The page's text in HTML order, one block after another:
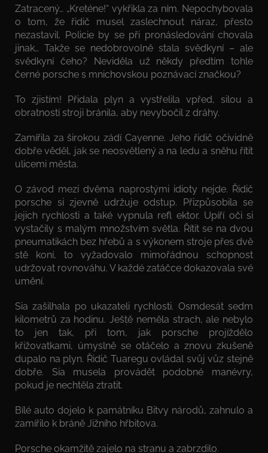
Zatracený… „Kreténe!“ vykřikla za ním. Nepochybovala
o tom, že řidič musel zaslechnout náraz, přesto
nezastavil. Policie by se při pronásledování chovala
jinak… Takže se nedobrovolně stala svědkyní – ale
svědkyní čeho? Neviděla už někdy předtím tohle
černé porsche s mnichovskou poznávací značkou?
To zjistím! Přidala plyn a vystřelila vpřed, silou a
obratností stroji bránila, aby nevybočil z dráhy.
Zamířila za širokou zádí Cayenne. Jeho řidič očividně
dobře věděl, jak se neosvětlený a na ledu a sněhu řítit
ulicemi města.
O závod mezi dvěma naprostými idioty nejde. Řidič
porsche si zjevně udržuje odstup. Přizpůsobila se
jejich rychlosti a také vypnula refl ektor. Upíří oči si
vystačily s malým množstvím světla. Řítit se na dvou
pneumatikách bez hřebů a s výkonem stroje přes dvě
stě koní, to vyžadovalo mimořádnou schopnost
udržovat rovnováhu. V každé zatáčce dokazovala své
umění.
Sia zašilhala po ukazateli rychlosti. Osmdesát sedm
kilometrů za hodinu. Ještě neměla strach, ale nebylo
to jen tak, při tom, jak porsche projíždělo
křižovatkami, úmyslně se otáčelo a znovu zkušeně
dupalo na plyn. Řidič Tuaregu ovládal svůj vůz stejně
dobře. Sia musela provádět podobné manévry,
pokud je nechtěla ztratit.
Bílé auto dojelo k památníku Bitvy národů, zahnulo a
zamířilo k bráně Jižního hřbitova.
Porsche okamžitě zajelo na stranu a zabrzdilo.